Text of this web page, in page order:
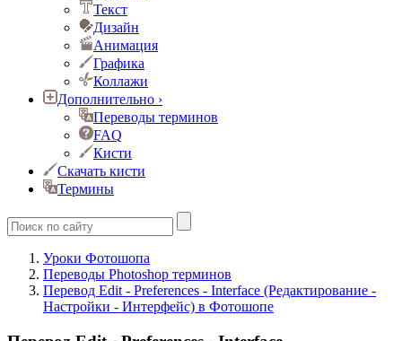
Текст
Дизайн
Анимация
Графика
Коллажи
Дополнительно ›
Переводы терминов
FAQ
Кисти
Скачать кисти
Термины
Уроки Фотошопа
Переводы Photoshop терминов
Перевод Edit - Preferences - Interface (Редактирование -
Настройки - Интерфейс) в Фотошопе